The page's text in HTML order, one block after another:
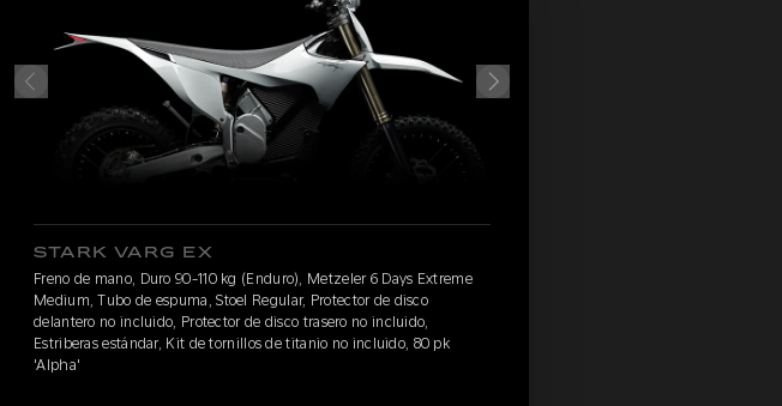
STARK VARG EX
Freno de mano, Duro 90-110 kg (Enduro), Metzeler 6 Days Extreme
Medium, Tubo de espuma, Stoel Regular, Protector de disco
delantero no incluido, Protector de disco trasero no incluido,
Estriberas estándar, Kit de tornillos de titanio no incluido, 80 pk
'Alpha'